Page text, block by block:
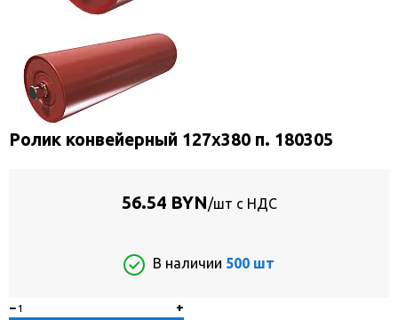
Ролик конвейерный 127х380 п. 180305
56.54 BYN/шт с НДС
В наличии 500 шт
−
+